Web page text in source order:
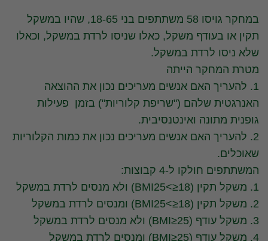
במחקר גויסו 58 משתתפים בני 18-65, שהיו במשקל
תקין או בעודף משקל, כאלו שניסו לרדת במשקל, וכאלו
שלא ניסו לרדת במשקל.
מטרת המחקר הייתה
1. להעריך האם אנשים מעריכים נכון את ההוצאה
האנרגטית שלהם ("שריפת קלוריות") בזמן פעילות
גופנית מתונה ואינטנסיבית.
2. להעריך האם אנשים מעריכים נכון את כמות הקלוריות
שאוכלים.
המשתתפים חולקו ל-4 קבוצות:
1. משקל תקין (18≤>BMI25) ולא מנסים לרדת במשקל
2. משקל תקין (18≤>BMI25) ומנסים לרדת במשקל
3. משקל עודף (BMI≥25) ולא מנסים לרדת במשקל
4. משקל עודף (BMI≥25) ומנסים לרדת במשקל